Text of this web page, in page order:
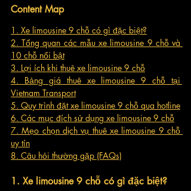
Content Map
1. Xe limousine 9 chỗ có gì đặc biệt?
2. Tổng quan các mẫu xe limousine 9 chỗ và
10 chỗ nổi bật
3. Lợi ích khi thuê xe limousine 9 chỗ
4. Bảng giá thuê xe limousine 9 chỗ tại
Vietnam Transport
5. Quy trình đặt xe limousine 9 chỗ qua hotline
6. Các mục đích sử dụng xe limousine 9 chỗ
7. Mẹo chọn dịch vụ thuê xe limousine 9 chỗ
uy tín
8. Câu hỏi thường gặp (FAQs)
1. Xe limousine 9 chỗ có gì đặc biệt?